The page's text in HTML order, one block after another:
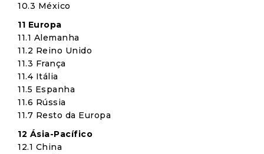
10.3 México
11 Europa
11.1 Alemanha
11.2 Reino Unido
11.3 França
11.4 Itália
11.5 Espanha
11.6 Rússia
11.7 Resto da Europa
12 Ásia-Pacífico
12.1 China